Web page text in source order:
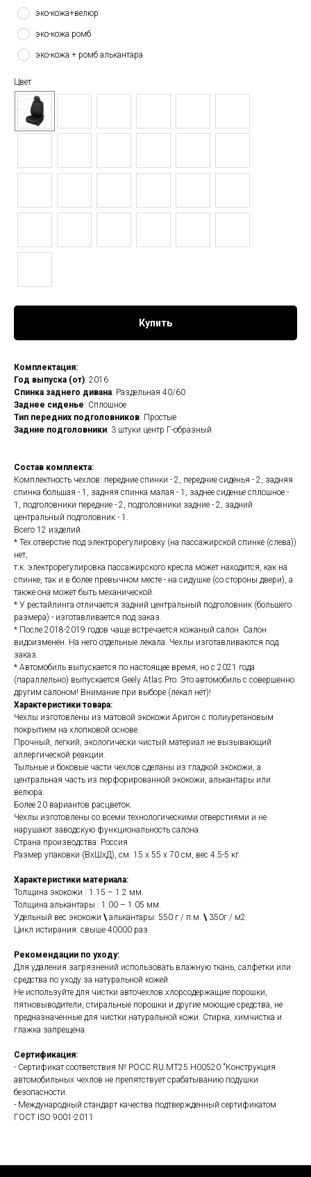
эко-кожа+велюр
эко-кожа ромб
эко-кожа + ромб алькантара
Цвет
Купить
Комплектация:
Год выпуска (от): 2016
Спинка заднего дивана: Раздельная 40/60
Заднее сиденье: Сплошное
Тип передних подголовников: Простые
Задние подголовники: 3 штуки центр Г-образный
Состав комплекта:
Комплектность чехлов: передние спинки - 2, передние сиденья - 2, задняя
спинка большая - 1, задняя спинка малая - 1, заднее сиденье сплошное -
1, подголовники передние - 2, подголовники задние - 2, задний
центральный подголовник - 1.
Всего 12 изделий.
* Тех.отверстие под электрорегулировку (на пассажирской спинке (слева))
нет,
т.к. электрорегулировка пассажирского кресла может находится, как на
спинке, так и в более превычном месте - на сидушке (со стороны двери), а
также она может быть механической.
* У рестайлинга отличается задний центральный подголовник (большего
размера) - изготавливается под заказ.
* После 2018-2019 годов чаще встречается кожаный салон. Салон
видоизменён. На него отдельные лекала. Чехлы изготавливаются под
заказ.
* Автомобиль выпускается по настоящее время, но с 2021 года
(параллельно) выпускается Geely Atlas Pro. Это автомобиль с совершенно
другим салоном! Внимание при выборе (лекал нет)!
Характеристики товара:
Чехлы изготовлены из матовой экокожи Аригон с полиуретановым
покрытием на хлопковой основе.
Прочный, легкий, экологически чистый материал не вызывающий
аллергической реакции.
Тыльные и боковые части чехлов сделаны из гладкой экокожи, а
центральная часть из перфорированной экокожи, алькантары или
велюра.
Более 20 вариантов расцветок.
Чехлы изготовлены со всеми технологическими отверстиями и не
нарушают заводскую функциональность салона.
Страна производства: Россия
Размер упаковки (ВхШхД), см: 15 x 55 x 70 см, вес 4.5-5 кг.
Характеристики материала:
Толщина экокожи : 1.15 – 1.2 мм.
Толщина алькантары : 1.00 – 1.05 мм.
Удельный вес экокожи \ алькантары: 550 г / п.м. \ 350г / м2.
Цикл истирания: свыше 40000 раз.
Рекомендации по уходу:
Для удаления загрязнений использовать влажную ткань, салфетки или
средства по уходу за натуральной кожей.
Не используйте для чистки авточехлов хлорсодержащие порошки,
пятновыводители, стиральные порошки и другие моющие средства, не
предназначенные для чистки натуральной кожи. Стирка, химчистка и
глажка запрещена.
Сертификация:
- Сертификат соответствия № РОСС RU.МТ25.Н00520 "Конструкция
автомобильных чехлов не препятствует срабатыванию подушки
безопасности.
- Международный стандарт качества подтвержденный сертификатом
ГОСТ ISO 9001-2011